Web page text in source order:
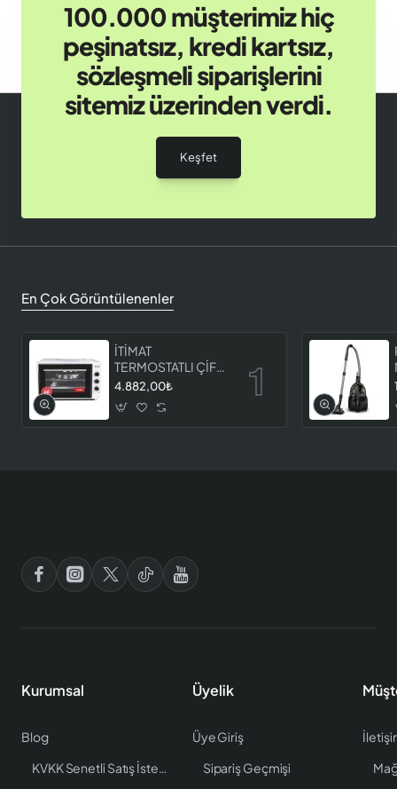
100.000 müşterimiz hiç
peşinatsız, kredi kartsız,
sözleşmeli siparişlerini
sitemiz üzerinden verdi.
Keşfet
En Çok Görüntülenenler
İTİMAT
TERMOSTATLI ÇİFT
CAMLI FIRIN 8060
4.882,00₺
Kurumsal
Blog
KVKK Senetli Satış İstenen Bilgiler
Üyelik
Üye Giriş
Sipariş Geçmişi